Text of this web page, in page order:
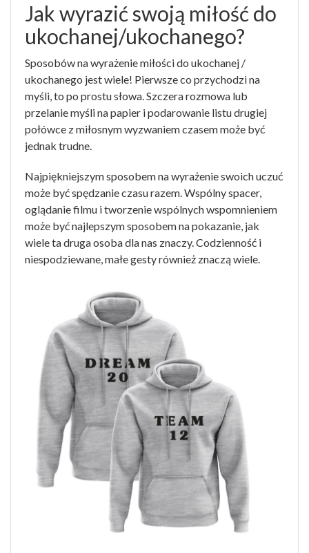
Jak wyrazić swoją miłość do
ukochanej/ukochanego?
Sposobów na wyrażenie miłości do ukochanej /
ukochanego jest wiele! Pierwsze co przychodzi na
myśli, to po prostu słowa. Szczera rozmowa lub
przelanie myśli na papier i podarowanie listu drugiej
połówce z miłosnym wyzwaniem czasem może być
jednak trudne.
Najpiękniejszym sposobem na wyrażenie swoich uczuć
może być spędzanie czasu razem. Wspólny spacer,
oglądanie filmu i tworzenie wspólnych wspomnieniem
może być najlepszym sposobem na pokazanie, jak
wiele ta druga osoba dla nas znaczy. Codzienność i
niespodziewane, małe gesty również znaczą wiele.